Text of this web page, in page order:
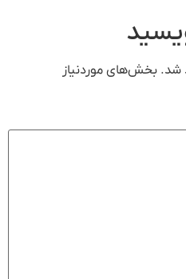
شد. بخش‌های موردنیاز